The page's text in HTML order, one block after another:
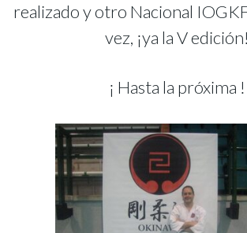
realizado y otro Nacional
vez, ¡ya la V edición!
¡ Hasta la próxima !